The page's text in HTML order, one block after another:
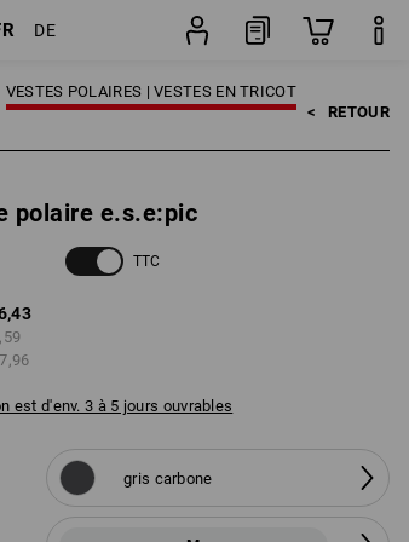
DE
VESTES POLAIRES | VESTES EN TRICOT
< RETOUR
polaire e.s.e:pic
TTC
est d'env. 3 à 5 jours ouvrables
gris carbone